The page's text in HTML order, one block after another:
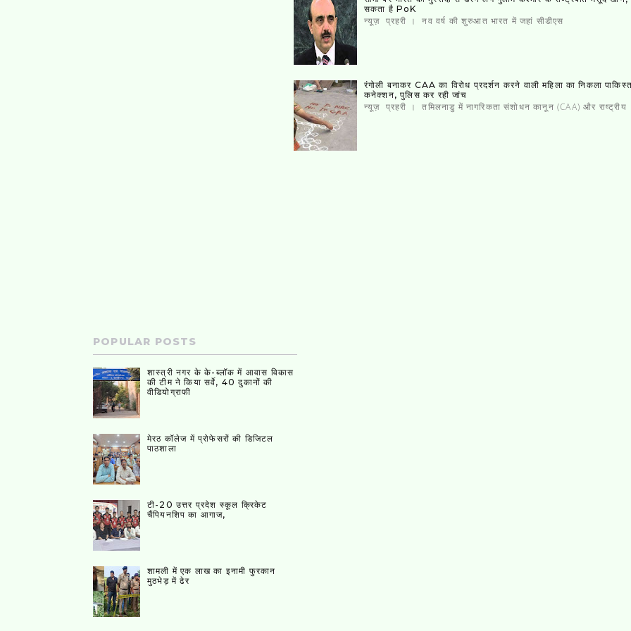
सकता है PoK
न्यूज़ प्रहरी । नव वर्ष की शुरुआत भारत में जहां सीडीएस
रंगोली बनाकर CAA का विरोध प्रदर्शन करने वाली महिला का निकला
कनेक्‍शन, पुलिस कर रही जांच
न्यूज़ प्रहरी । तमिलनाडु में नागरिकता संशोधन कानून (CAA) और राष्ट्रीय
POPULAR POSTS
शास्त्री नगर के के-ब्लॉक में आवास विकास
की टीम ने किया सर्वे, 40 दुकानों की
वीडियोग्राफी
मेरठ कॉलेज में प्रोफेसरों की डिजिटल
पाठशाला
टी-20 उत्तर प्रदेश स्कूल क्रिकेट
चैंपियनशिप का आगाज,
शामली में एक लाख का इनामी फुरकान
मुठभेड़ में ढेर